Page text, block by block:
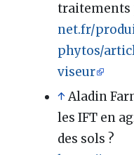
traitements
net.fr/
phytos/
viseur
↑Aladin
les IFT en
des sols ?